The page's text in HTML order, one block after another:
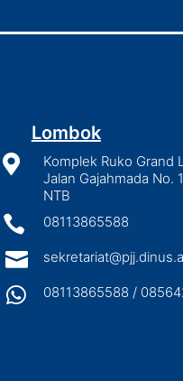
Lombok

Komplek Ruko Grand
Jalan Gajahmada No.
NTB
 08113865588

 08113865588 /